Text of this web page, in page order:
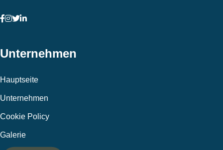
Unternehmen
Hauptseite
Unternehmen
Cookie Policy
Galerie